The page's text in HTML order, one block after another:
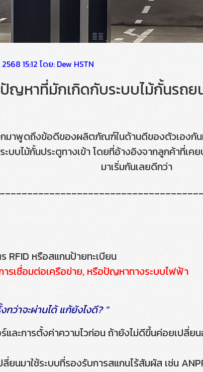
15:12 โดย: Dew HSTN
ญหาที่มักเกิดกับระบบไม้กั้นรถย
าพูดถึงข้อดีของผลิตภัณฑ์ในด้านดีของตัวเองกั
บบไม้กั้นประตูทางเข้า โดยที่อ้างอิงจากลูกค้าที่เ
มาเริ่มกันเลยดีกว่า
RFID หรือสแกนป้ายทะเบียน
ารเชื่อมต่อเครือข่าย, หรือปัญหาทางระบบไฟฟ้า
ว่าจะผ่านได้ แก้ยังไงดี? "
และการตั้งค่าความไวก่อน ถ้ายังไม่ดีขึ้นค่อยเปลี่
นมาใช้ระบบที่รองรับการสแกนไร้สัมผัส เช่น